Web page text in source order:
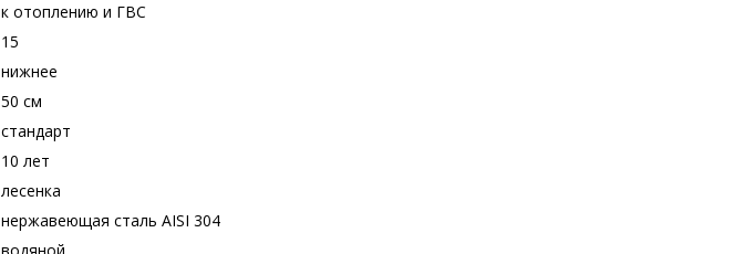
к отоплению и ГВС
15
нижнее
50 см
стандарт
10 лет
лесенка
нержавеющая сталь AISI 304